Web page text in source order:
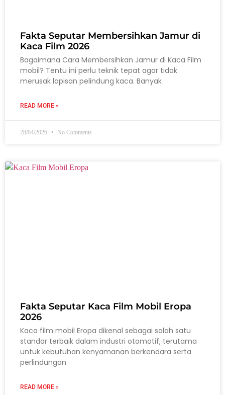
Fakta Seputar Membersihkan Jamur di
Kaca Film 2026
Bagaimana Cara Membersihkan Jamur di Kaca Film
mobil? Tentu ini perlu teknik tepat agar tidak
merusak lapisan pelindung kaca. Banyak
READ MORE »
28/04/2026 No Comments
Fakta Seputar Kaca Film Mobil Eropa
2026
Kaca film mobil Eropa dikenal sebagai salah satu
standar terbaik dalam industri otomotif, terutama
untuk kebutuhan kenyamanan berkendara serta
perlindungan
READ MORE »